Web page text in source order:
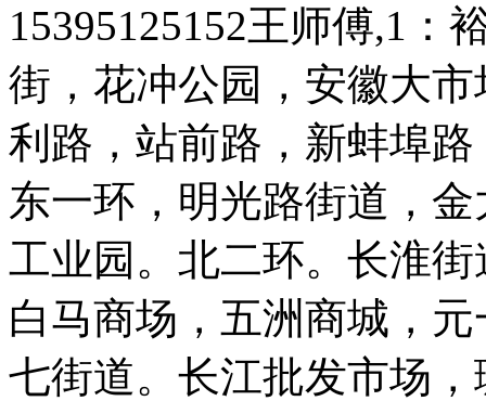
15395125152王师傅,1：
街，花冲公园，安徽大
利路，站前路，新蚌埠
东一环，明光路街道，
工业园。北二环。长淮
白马商场，五洲商城，
七街道。长江批发市场